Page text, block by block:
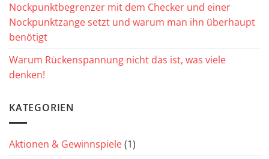
Nockpunktbegrenzer mit dem Checker und einer
Nockpunktzange setzt und warum man ihn überhaupt
benötigt
Warum Rückenspannung nicht das ist, was viele
denken!
KATEGORIEN
Aktionen & Gewinnspiele(1)